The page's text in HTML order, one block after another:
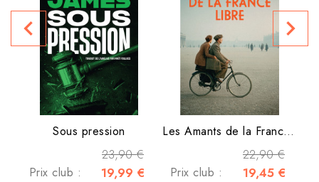
Sous pression
23,90 €
Prix club : 19,99 €
Les Amants de la France libre
22,90 €
Prix club : 19,45 €
navigate_before navigate_next